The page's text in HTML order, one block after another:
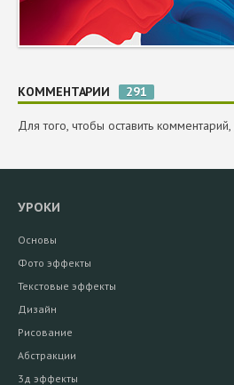
КОММЕНТАРИИ 291
Для того, чтобы оставить комментарий,
УРОКИ
Основы
Фото эффекты
Текстовые эффекты
Дизайн
Рисование
Абстракции
3д эффекты